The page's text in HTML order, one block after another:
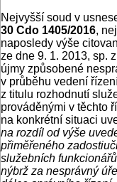
Nejvyšší soud v
30 Cdo 1405/2016,
naposledy výše
ze dne 9. 1. 2013, sp.
újmy způsobené
v průběhu vedení
z titulu rozhodnutí
prováděnými v těchto
na konkrétní situaci
na rozdíl od výše
přiměřeného
služebních
nýbrž za nesprávný